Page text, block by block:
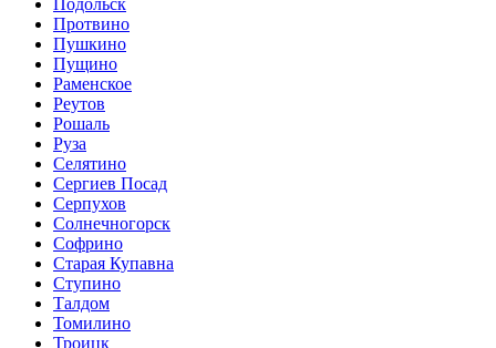
Подольск
Протвино
Пушкино
Пущино
Раменское
Реутов
Рошаль
Руза
Селятино
Сергиев Посад
Серпухов
Солнечногорск
Софрино
Старая Купавна
Ступино
Талдом
Томилино
Троицк